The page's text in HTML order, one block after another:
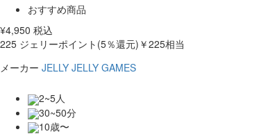
おすすめ商品
¥4,950 税込
225 ジェリーポイント(5％還元) ￥225相当
メーカー JELLY JELLY GAMES
2~5人
30~50分
10歳〜